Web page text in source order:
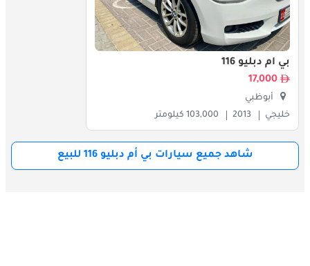
المنافسون
مرسيدس-بنز A-Class، وفولفو V40. تبرز بفضل ديناميكيات القيادة
بي أم دبليو 116
17,000
أبوظبي
خليجي
2013 103,000 كيلومتر
شاهد جميع سيارات بي أم دبليو 116 للبيع